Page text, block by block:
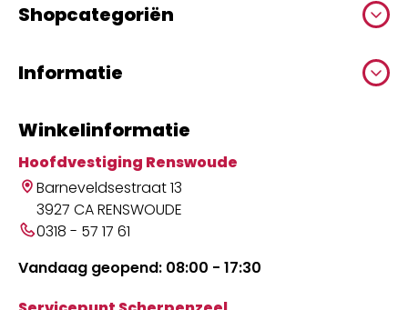
Shopcategoriën
Informatie
Winkelinformatie
Hoofdvestiging Renswoude
Barneveldsestraat 13
3927 CA RENSWOUDE
0318 - 57 17 61
Vandaag geopend: 08:00 - 17:30